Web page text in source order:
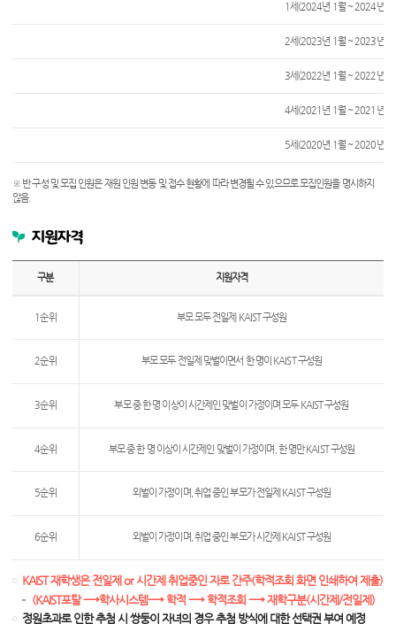
1세(2024년 1월 ~ 2024년
2세(2023년 1월 ~ 2023년
3세(2022년 1월 ~ 2022년
4세(2021년 1월 ~ 2021년
5세(2020년 1월 ~ 2020년
※ 반 구성 및 모집 인원은 재원 인원 변동 및 접수 현황에 따라 변경될 수 있으므로 모집인원을 명시하지
않음.
지원자격
지원자격,
구분 지원자격
1순위 부모 모두 전일제 KAIST 구성원
2순위 부모 모두 전일제 맞벌이면서 한 명이 KAIST 구성원
3순위 부모 중 한 명 이상이 시간제인 맞벌이 가정이며 모두 KAIST 구성원
4순위 부모 중 한 명 이상이 시간제인 맞벌이 가정이며, 한 명만 KAIST 구성원
5순위 외벌이 가정이며, 취업 중인 부모가 전일제 KAIST 구성원
6순위 외벌이 가정이며, 취업 중인 부모가 시간제 KAIST 구성원
KAIST 재학생은 전일제 or 시간제 취업중인 자로 간주(학적조회 화면 인쇄하여 제출)
(KAIST포탈 ⟶학사시스템⟶ 학적 ⟶ 학적조회 ⟶ 재학구분(시간제/전일제)
정원초과로 인한 추첨 시 쌍둥이 자녀의 경우 추첨 방식에 대한 선택권 부여 예정